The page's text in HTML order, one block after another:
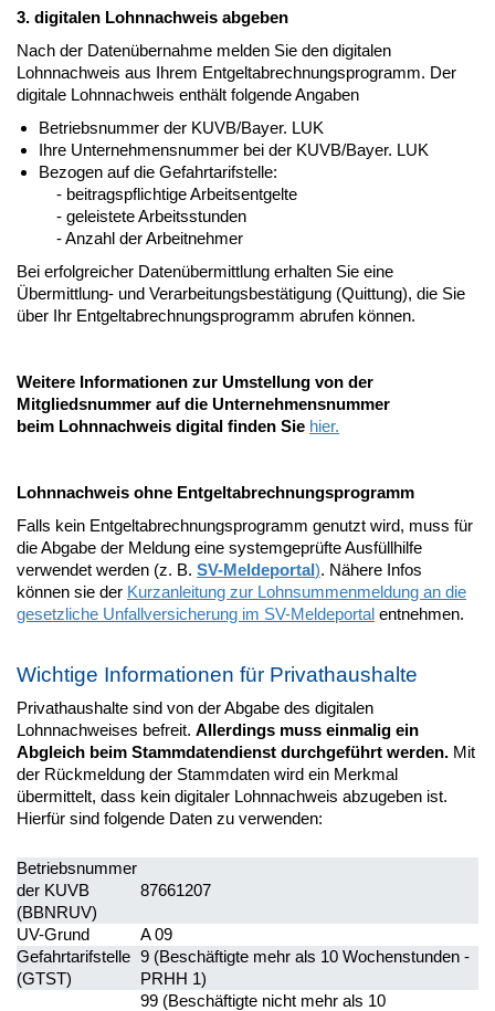
3. digitalen Lohnnachweis abgeben
Nach der Datenübernahme melden Sie den digitalen
Lohnnachweis aus Ihrem Entgeltabrechnungsprogramm. Der
digitale Lohnnachweis enthält folgende Angaben
Betriebsnummer der KUVB/Bayer. LUK
Ihre Unternehmensnummer bei der KUVB/Bayer. LUK
Bezogen auf die Gefahrtarifstelle:
- beitragspflichtige Arbeitsentgelte
- geleistete Arbeitsstunden
- Anzahl der Arbeitnehmer
Bei erfolgreicher Datenübermittlung erhalten Sie eine
Übermittlung- und Verarbeitungsbestätigung (Quittung), die Sie
über Ihr Entgeltabrechnungsprogramm abrufen können.
Weitere Informationen zur Umstellung von der
Mitgliedsnummer auf die Unternehmensnummer
beim Lohnnachweis digital finden Sie hier.
Lohnnachweis ohne Entgeltabrechnungsprogramm
Falls kein Entgeltabrechnungsprogramm genutzt wird, muss für
die Abgabe der Meldung eine systemgeprüfte Ausfüllhilfe
verwendet werden (z. B. SV-Meldeportal). Nähere Infos
können sie der Kurzanleitung zur Lohnsummenmeldung an die
gesetzliche Unfallversicherung im SV-Meldeportal entnehmen.
Wichtige Informationen für Privathaushalte
Privathaushalte sind von der Abgabe des digitalen
Lohnnachweises befreit. Allerdings muss einmalig ein
Abgleich beim Stammdatendienst durchgeführt werden. Mit
der Rückmeldung der Stammdaten wird ein Merkmal
übermittelt, dass kein digitaler Lohnnachweis abzugeben ist.
Hierfür sind folgende Daten zu verwenden:
Betriebsnummer
der KUVB
(BBNRUV)
87661207
UV-Grund
A 09
Gefahrtarifstelle
(GTST)
9 (Beschäftigte mehr als 10 Wochenstunden -
PRHH 1)
99 (Beschäftigte nicht mehr als 10